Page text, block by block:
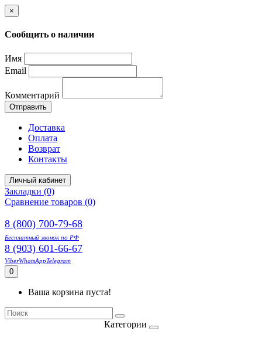
×
Сообщить о наличии
Имя
Email
Комментарий
Отправить
Доставка
Оплата
Возврат
Контакты
Личный кабинет
Закладки (0)
Сравнение товаров (0)
8 (800) 700-79-68
Бесплатный звонок по РФ
8 (903) 601-66-67
ViberWhatsAppTelegram
0
Ваша корзина пуста!
Категории